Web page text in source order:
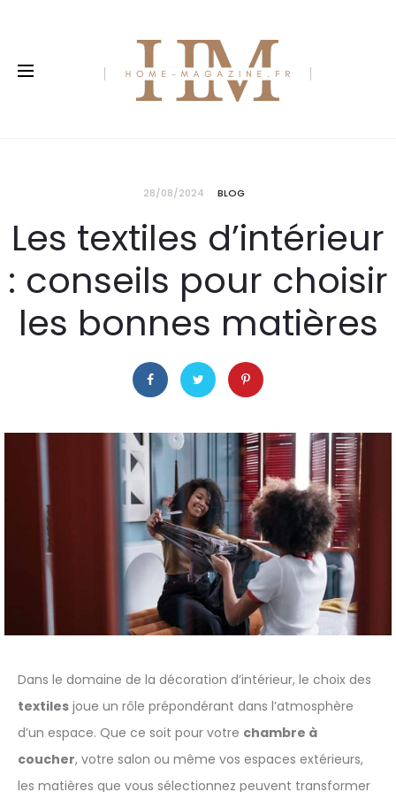
28/08/2024 BLOG
Les textiles d’intérieur
: conseils pour choisir
les bonnes matières
Dans le domaine de la décoration d’intérieur, le choix des
textiles joue un rôle prépondérant dans l’atmosphère
d’un espace. Que ce soit pour votre chambre à
coucher, votre salon ou même vos espaces extérieurs,
les matières que vous sélectionnez peuvent transformer